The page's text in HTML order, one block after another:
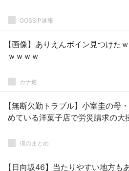
GOSSIP速報
【画像】ありえんボイン見つけた
ｗｗｗｗ
カナ速
【無断欠勤トラブル】小室圭の母
めている洋菓子店で労災請求の大
僕のまとめ
【日向坂46】当たりやすい地方も